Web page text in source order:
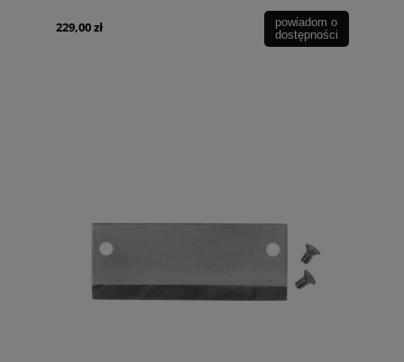
229,00 zł
powiadom o
dostępności